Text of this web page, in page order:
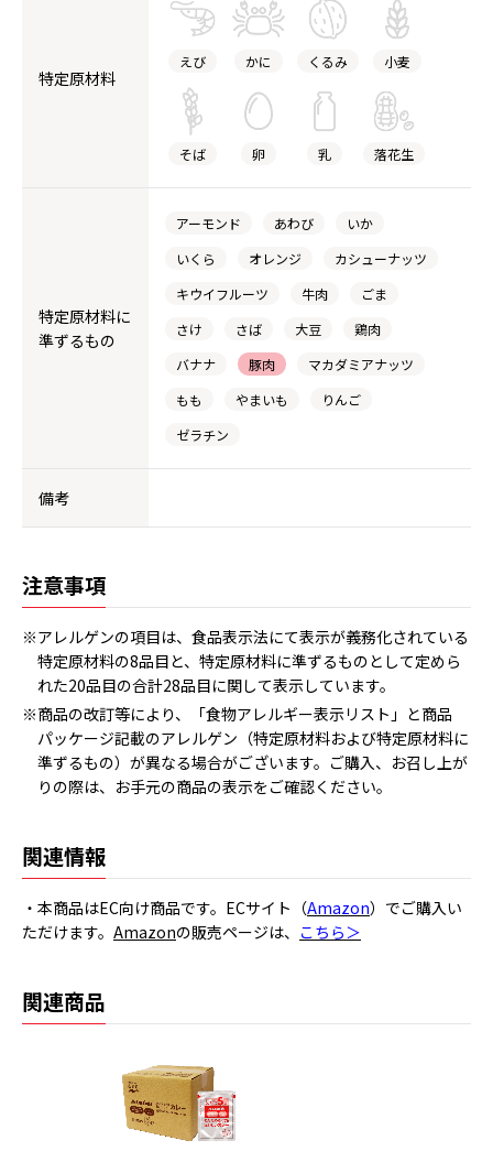
特定原材料
えび かに くるみ 小麦
そば 卵 乳 落花生
特定原材料に
準ずるもの
アーモンド あわび
いか
いくら
オレンジ
カシューナッツ
キウイフルーツ
牛肉
ごま
さけ
さば 大豆
鶏肉
バナナ
豚肉
マカダミアナッツ
もも
やまいも
りんご
ゼラチン
備考
注意事項
※アレルゲンの項目は、食品表示法にて表示が義務化されている
特定原材料の8品目と、特定原材料に準ずるものとして定めら
れた20品目の合計28品目に関して表示しています。
※商品の改訂等により、「食物アレルギー表示リスト」と商品
パッケージ記載のアレルゲン（特定原材料および特定原材料に
準ずるもの）が異なる場合がございます。ご購入、お召し上が
りの際は、お手元の商品の表示をご確認ください。
関連情報
・本商品はEC向け商品です。ECサイト（Amazon）でご購入い
ただけます。 Amazonの販売ページは、 こちら＞
関連商品